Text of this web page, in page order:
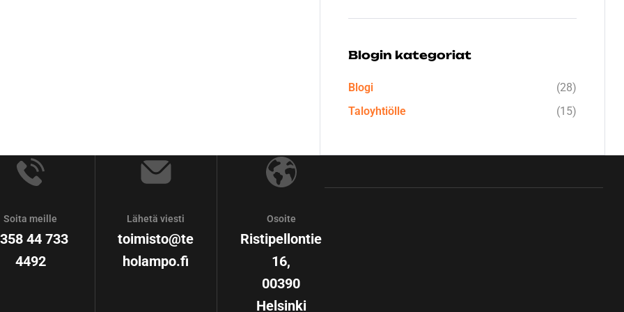
Blogin kategoriat
Blogi
(28)
Taloyhtiölle
(15)
Soita meille
44 733
4492
Lähetä viesti
toimisto@te
holampo.fi
Osoite
Ristipellontie
16,
00390
Helsinki